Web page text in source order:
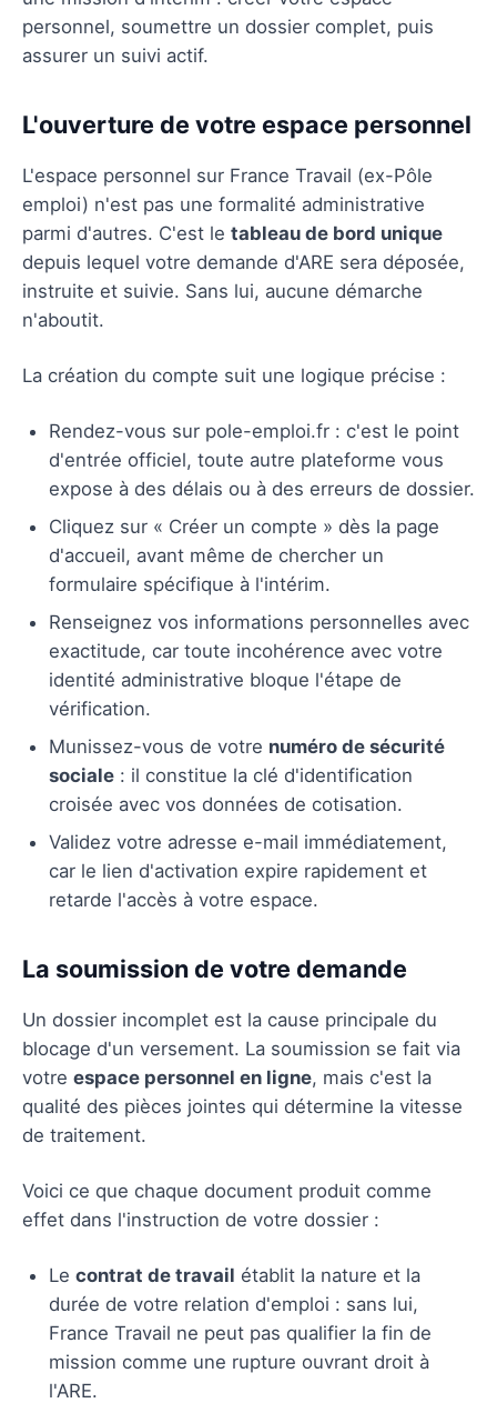
personnel, soumettre un dossier complet, puis
assurer un suivi actif.
L'ouverture de votre espace personnel
L'espace personnel sur France Travail (ex-Pôle
emploi) n'est pas une formalité administrative
parmi d'autres. C'est le tableau de bord unique
depuis lequel votre demande d'ARE sera déposée,
instruite et suivie. Sans lui, aucune démarche
n'aboutit.
La création du compte suit une logique précise :
Rendez-vous sur pole-emploi.fr : c'est le point
d'entrée officiel, toute autre plateforme vous
expose à des délais ou à des erreurs de dossier.
Cliquez sur « Créer un compte » dès la page
d'accueil, avant même de chercher un
formulaire spécifique à l'intérim.
Renseignez vos informations personnelles avec
exactitude, car toute incohérence avec votre
identité administrative bloque l'étape de
vérification.
Munissez-vous de votre numéro de sécurité
sociale : il constitue la clé d'identification
croisée avec vos données de cotisation.
Validez votre adresse e-mail immédiatement,
car le lien d'activation expire rapidement et
retarde l'accès à votre espace.
La soumission de votre demande
Un dossier incomplet est la cause principale du
blocage d'un versement. La soumission se fait via
votre espace personnel en ligne, mais c'est la
qualité des pièces jointes qui détermine la vitesse
de traitement.
Voici ce que chaque document produit comme
effet dans l'instruction de votre dossier :
Le contrat de travail établit la nature et la
durée de votre relation d'emploi : sans lui,
France Travail ne peut pas qualifier la fin de
mission comme une rupture ouvrant droit à
l'ARE.